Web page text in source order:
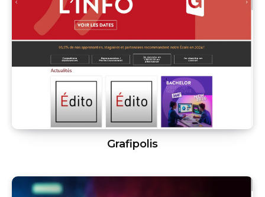
Grafipolis